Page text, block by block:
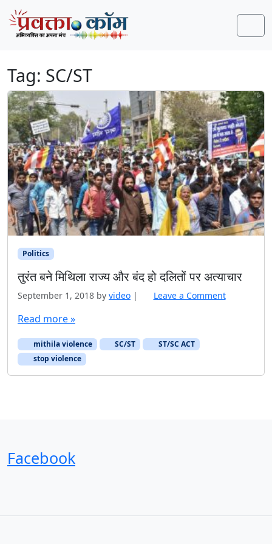
Skip to content
Skip to footer
Tag: SC/ST
Politics
तुरंत बने मिथिला राज्य और बंद हो दलितों पर अत्याचार
September 1, 2018 by video | Leave a Comment
Read more »
mithila violence SC/ST
ST/SC ACT
stop violence
Facebook